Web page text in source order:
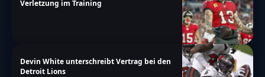
Verletzung im Training
Devin White unterschreibt Vertrag bei den
Detroit Lions